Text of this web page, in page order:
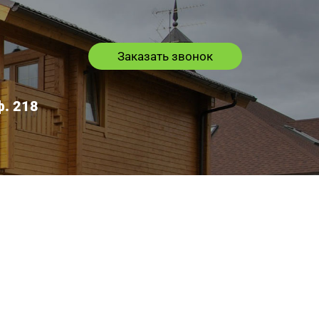
218
Заказать звонок